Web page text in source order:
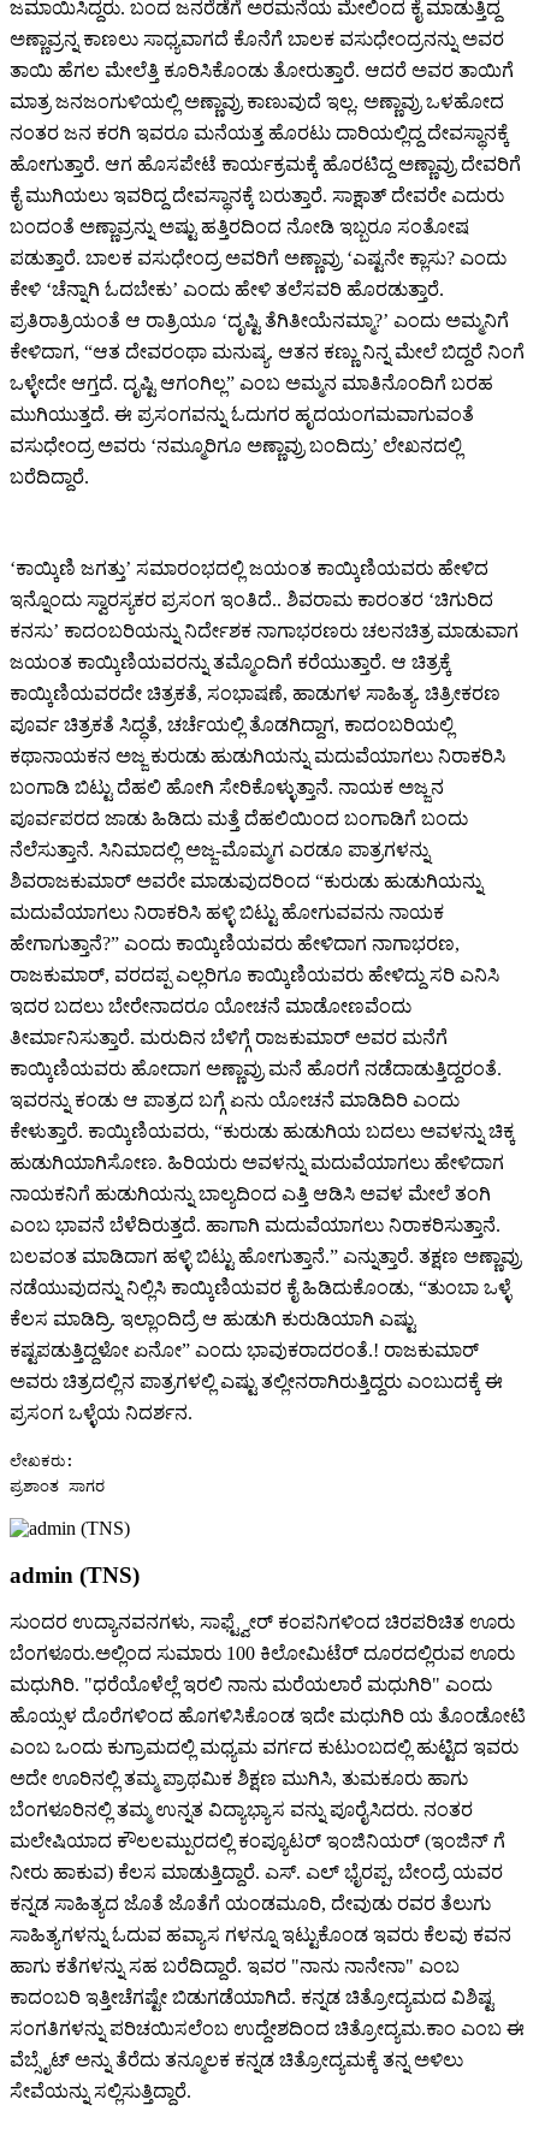
ಜಮಾಯಿಸಿದ್ದರು. ಬಂದ ಜನರೆಡೆಗೆ ಅರಮನೆಯ ಮೇಲಿಂದ ಕೈ ಮಾಡುತ್ತಿದ್ದ
ಅಣ್ಣಾವ್ರನ್ನ ಕಾಣಲು ಸಾಧ್ಯವಾಗದೆ ಕೊನೆಗೆ ಬಾಲಕ ವಸುಧೇಂದ್ರನನ್ನು ಅವರ
ತಾಯಿ ಹೆಗಲ ಮೇಲೆತ್ತಿ ಕೂರಿಸಿಕೊಂಡು ತೋರುತ್ತಾರೆ. ಆದರೆ ಅವರ ತಾಯಿಗೆ
ಮಾತ್ರ ಜನಜಂಗುಳಿಯಲ್ಲಿ ಅಣ್ಣಾವ್ರು ಕಾಣುವುದೆ ಇಲ್ಲ. ಅಣ್ಣಾವ್ರು ಒಳಹೋದ
ನಂತರ ಜನ ಕರಗಿ ಇವರೂ ಮನೆಯತ್ತ ಹೊರಟು ದಾರಿಯಲ್ಲಿದ್ದ ದೇವಸ್ಥಾನಕ್ಕೆ
ಹೋಗುತ್ತಾರೆ. ಆಗ ಹೊಸಪೇಟೆ ಕಾರ್ಯಕ್ರಮಕ್ಕೆ ಹೊರಟಿದ್ದ ಅಣ್ಣಾವ್ರು ದೇವರಿಗೆ
ಕೈ ಮುಗಿಯಲು ಇವರಿದ್ದ ದೇವಸ್ಥಾನಕ್ಕೆ ಬರುತ್ತಾರೆ. ಸಾಕ್ಷಾತ್ ದೇವರೇ ಎದುರು
ಬಂದಂತೆ ಅಣ್ಣಾವ್ರನ್ನು ಅಷ್ಟು ಹತ್ತಿರದಿಂದ ನೋಡಿ ಇಬ್ಬರೂ ಸಂತೋಷ
ಪಡುತ್ತಾರೆ. ಬಾಲಕ ವಸುಧೇಂದ್ರ ಅವರಿಗೆ ಅಣ್ಣಾವ್ರು ‘ಎಷ್ಟನೇ ಕ್ಲಾಸು? ಎಂದು
ಕೇಳಿ ‘ಚೆನ್ನಾಗಿ ಓದಬೇಕು’ ಎಂದು ಹೇಳಿ ತಲೆಸವರಿ ಹೊರಡುತ್ತಾರೆ.
ಪ್ರತಿರಾತ್ರಿಯಂತೆ ಆ ರಾತ್ರಿಯೂ ‘ದೃಷ್ಟಿ ತೆಗಿತೀಯೆನಮ್ಮಾ?’ ಎಂದು ಅಮ್ಮನಿಗೆ
ಕೇಳಿದಾಗ, “ಆತ ದೇವರಂಥಾ ಮನುಷ್ಯ. ಆತನ ಕಣ್ಣು ನಿನ್ನ ಮೇಲೆ ಬಿದ್ದರೆ ನಿಂಗೆ
ಒಳ್ಳೇದೇ ಆಗ್ತದೆ. ದೃಷ್ಟಿ ಆಗಂಗಿಲ್ಲ” ಎಂಬ ಅಮ್ಮನ ಮಾತಿನೊಂದಿಗೆ ಬರಹ
ಮುಗಿಯುತ್ತದೆ. ಈ ಪ್ರಸಂಗವನ್ನು ಓದುಗರ ಹೃದಯಂಗಮವಾಗುವಂತೆ
ವಸುಧೇಂದ್ರ ಅವರು ‘ನಮ್ಮೂರಿಗೂ ಅಣ್ಣಾವ್ರು ಬಂದಿದ್ರು’ ಲೇಖನದಲ್ಲಿ
ಬರೆದಿದ್ದಾರೆ.
‘ಕಾಯ್ಕಿಣಿ ಜಗತ್ತು’ ಸಮಾರಂಭದಲ್ಲಿ ಜಯಂತ ಕಾಯ್ಕಿಣಿಯವರು ಹೇಳಿದ
ಇನ್ನೊಂದು ಸ್ವಾರಸ್ಯಕರ ಪ್ರಸಂಗ ಇಂತಿದೆ.. ಶಿವರಾಮ ಕಾರಂತರ ‘ಚಿಗುರಿದ
ಕನಸು’ ಕಾದಂಬರಿಯನ್ನು ನಿರ್ದೇಶಕ ನಾಗಾಭರಣರು ಚಲನಚಿತ್ರ ಮಾಡುವಾಗ
ಜಯಂತ ಕಾಯ್ಕಿಣಿಯವರನ್ನು ತಮ್ಮೊಂದಿಗೆ ಕರೆಯುತ್ತಾರೆ. ಆ ಚಿತ್ರಕ್ಕೆ
ಕಾಯ್ಕಿಣಿಯವರದೇ ಚಿತ್ರಕತೆ, ಸಂಭಾಷಣೆ, ಹಾಡುಗಳ ಸಾಹಿತ್ಯ. ಚಿತ್ರೀಕರಣ
ಪೂರ್ವ ಚಿತ್ರಕತೆ ಸಿದ್ಧತೆ, ಚರ್ಚೆಯಲ್ಲಿ ತೊಡಗಿದ್ದಾಗ, ಕಾದಂಬರಿಯಲ್ಲಿ
ಕಥಾನಾಯಕನ ಅಜ್ಜ ಕುರುಡು ಹುಡುಗಿಯನ್ನು ಮದುವೆಯಾಗಲು ನಿರಾಕರಿಸಿ
ಬಂಗಾಡಿ ಬಿಟ್ಟು ದೆಹಲಿ ಹೋಗಿ ಸೇರಿಕೊಳ್ಳುತ್ತಾನೆ. ನಾಯಕ ಅಜ್ಜನ
ಪೂರ್ವಪರದ ಜಾಡು ಹಿಡಿದು ಮತ್ತೆ ದೆಹಲಿಯಿಂದ ಬಂಗಾಡಿಗೆ ಬಂದು
ನೆಲೆಸುತ್ತಾನೆ. ಸಿನಿಮಾದಲ್ಲಿ ಅಜ್ಜ-ಮೊಮ್ಮಗ ಎರಡೂ ಪಾತ್ರಗಳನ್ನು
ಶಿವರಾಜಕುಮಾರ್ ಅವರೇ ಮಾಡುವುದರಿಂದ “ಕುರುಡು ಹುಡುಗಿಯನ್ನು
ಮದುವೆಯಾಗಲು ನಿರಾಕರಿಸಿ ಹಳ್ಳಿ ಬಿಟ್ಟು ಹೋಗುವವನು ನಾಯಕ
ಹೇಗಾಗುತ್ತಾನೆ?” ಎಂದು ಕಾಯ್ಕಿಣಿಯವರು ಹೇಳಿದಾಗ ನಾಗಾಭರಣ,
ರಾಜಕುಮಾರ್, ವರದಪ್ಪ ಎಲ್ಲರಿಗೂ ಕಾಯ್ಕಿಣಿಯವರು ಹೇಳಿದ್ದು ಸರಿ ಎನಿಸಿ
ಇದರ ಬದಲು ಬೇರೇನಾದರೂ ಯೋಚನೆ ಮಾಡೋಣವೆಂದು
ತೀರ್ಮಾನಿಸುತ್ತಾರೆ. ಮರುದಿನ ಬೆಳಿಗ್ಗೆ ರಾಜಕುಮಾರ್ ಅವರ ಮನೆಗೆ
ಕಾಯ್ಕಿಣಿಯವರು ಹೋದಾಗ ಅಣ್ಣಾವ್ರು ಮನೆ ಹೊರಗೆ ನಡೆದಾಡುತ್ತಿದ್ದರಂತೆ.
ಇವರನ್ನು ಕಂಡು ಆ ಪಾತ್ರದ ಬಗ್ಗೆ ಏನು ಯೋಚನೆ ಮಾಡಿದಿರಿ ಎಂದು
ಕೇಳುತ್ತಾರೆ. ಕಾಯ್ಕಿಣಿಯವರು, “ಕುರುಡು ಹುಡುಗಿಯ ಬದಲು ಅವಳನ್ನು ಚಿಕ್ಕ
ಹುಡುಗಿಯಾಗಿಸೋಣ. ಹಿರಿಯರು ಅವಳನ್ನು ಮದುವೆಯಾಗಲು ಹೇಳಿದಾಗ
ನಾಯಕನಿಗೆ ಹುಡುಗಿಯನ್ನು ಬಾಲ್ಯದಿಂದ ಎತ್ತಿ ಆಡಿಸಿ ಅವಳ ಮೇಲೆ ತಂಗಿ
ಎಂಬ ಭಾವನೆ ಬೆಳೆದಿರುತ್ತದೆ. ಹಾಗಾಗಿ ಮದುವೆಯಾಗಲು ನಿರಾಕರಿಸುತ್ತಾನೆ.
ಬಲವಂತ ಮಾಡಿದಾಗ ಹಳ್ಳಿ ಬಿಟ್ಟು ಹೋಗುತ್ತಾನೆ.” ಎನ್ನುತ್ತಾರೆ. ತಕ್ಷಣ ಅಣ್ಣಾವ್ರು
ನಡೆಯುವುದನ್ನು ನಿಲ್ಲಿಸಿ ಕಾಯ್ಕಿಣಿಯವರ ಕೈ ಹಿಡಿದುಕೊಂಡು, “ತುಂಬಾ ಒಳ್ಳೆ
ಕೆಲಸ ಮಾಡಿದ್ರಿ. ಇಲ್ಲಾಂದಿದ್ರೆ ಆ ಹುಡುಗಿ ಕುರುಡಿಯಾಗಿ ಎಷ್ಟು
ಕಷ್ಟಪಡುತ್ತಿದ್ದಳೋ ಏನೋ” ಎಂದು ಭಾವುಕರಾದರಂತೆ.! ರಾಜಕುಮಾರ್
ಅವರು ಚಿತ್ರದಲ್ಲಿನ ಪಾತ್ರಗಳಲ್ಲಿ ಎಷ್ಟು ತಲ್ಲೀನರಾಗಿರುತ್ತಿದ್ದರು ಎಂಬುದಕ್ಕೆ ಈ
ಪ್ರಸಂಗ ಒಳ್ಳೆಯ ನಿದರ್ಶನ.
ಲೇಖಕರು:
ಪ್ರಶಾಂತ ಸಾಗರ
admin (TNS)
ಸುಂದರ ಉದ್ಯಾನವನಗಳು, ಸಾಫ್ಟ್ವೇರ್ ಕಂಪನಿಗಳಿಂದ ಚಿರಪರಿಚಿತ ಊರು
ಬೆಂಗಳೂರು.ಅಲ್ಲಿಂದ ಸುಮಾರು 100 ಕಿಲೋಮಿಟೆರ್ ದೂರದಲ್ಲಿರುವ ಊರು
ಮಧುಗಿರಿ. "ಧರೆಯೊಳೆಲ್ಲೆ ಇರಲಿ ನಾನು ಮರೆಯಲಾರೆ ಮಧುಗಿರಿ" ಎಂದು
ಹೊಯ್ಸಳ ದೊರೆಗಳಿಂದ ಹೊಗಳಿಸಿಕೊಂಡ ಇದೇ ಮಧುಗಿರಿ ಯ ತೊಂಡೋಟಿ
ಎಂಬ ಒಂದು ಕುಗ್ರಾಮದಲ್ಲಿ ಮಧ್ಯಮ ವರ್ಗದ ಕುಟುಂಬದಲ್ಲಿ ಹುಟ್ಟಿದ ಇವರು
ಅದೇ ಊರಿನಲ್ಲಿ ತಮ್ಮ ಪ್ರಾಥಮಿಕ ಶಿಕ್ಷಣ ಮುಗಿಸಿ, ತುಮಕೂರು ಹಾಗು
ಬೆಂಗಳೂರಿನಲ್ಲಿ ತಮ್ಮ ಉನ್ನತ ವಿದ್ಯಾಭ್ಯಾಸ ವನ್ನು ಪೂರೈಸಿದರು. ನಂತರ
ಮಲೇಷಿಯಾದ ಕೌಲಲಮ್ಪುರದಲ್ಲಿ ಕಂಪ್ಯೂಟರ್ ಇಂಜಿನಿಯರ್ (ಇಂಜಿನ್ ಗೆ
ನೀರು ಹಾಕುವ) ಕೆಲಸ ಮಾಡುತ್ತಿದ್ದಾರೆ. ಎಸ್. ಎಲ್ ಭೈರಪ್ಪ, ಬೇಂದ್ರೆ ಯವರ
ಕನ್ನಡ ಸಾಹಿತ್ಯದ ಜೊತೆ ಜೊತೆಗೆ ಯಂಡಮೂರಿ, ದೇವುಡು ರವರ ತೆಲುಗು
ಸಾಹಿತ್ಯಗಳನ್ನು ಓದುವ ಹವ್ಯಾಸ ಗಳನ್ನೂ ಇಟ್ಟುಕೊಂಡ ಇವರು ಕೆಲವು ಕವನ
ಹಾಗು ಕತೆಗಳನ್ನು ಸಹ ಬರೆದಿದ್ದಾರೆ. ಇವರ "ನಾನು ನಾನೇನಾ" ಎಂಬ
ಕಾದಂಬರಿ ಇತ್ತೀಚೆಗಷ್ಟೇ ಬಿಡುಗಡೆಯಾಗಿದೆ. ಕನ್ನಡ ಚಿತ್ರೋದ್ಯಮದ ವಿಶಿಷ್ಟ
ಸಂಗತಿಗಳನ್ನು ಪರಿಚಯಿಸಲೆಂಬ ಉದ್ದೇಶದಿಂದ ಚಿತ್ರೋದ್ಯಮ.ಕಾಂ ಎಂಬ ಈ
ವೆಬ್ಸೈಟ್ ಅನ್ನು ತೆರೆದು ತನ್ಮೂಲಕ ಕನ್ನಡ ಚಿತ್ರೋದ್ಯಮಕ್ಕೆ ತನ್ನ ಅಳಿಲು
ಸೇವೆಯನ್ನು ಸಲ್ಲಿಸುತ್ತಿದ್ದಾರೆ.